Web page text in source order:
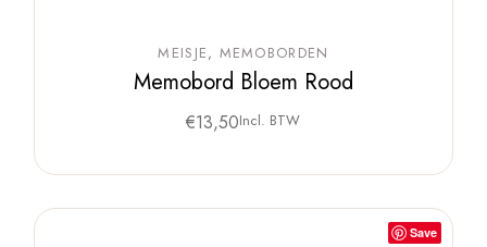
MEISJE MEMOBORDEN
Memobord Bloem Rood
€13,50Incl. BTW
Save